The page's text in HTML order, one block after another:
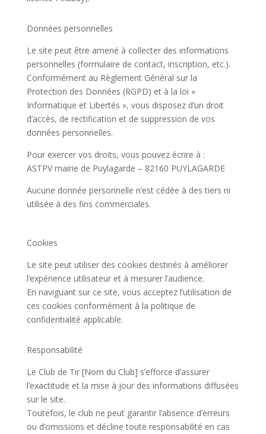
Données personnelles
Le site peut être amené à collecter des informations
personnelles (formulaire de contact, inscription, etc.).
Conformément au Règlement Général sur la
Protection des Données (RGPD) et à la loi «
Informatique et Libertés », vous disposez d’un droit
d’accès, de rectification et de suppression de vos
données personnelles.
Pour exercer vos droits, vous pouvez écrire à :
ASTPV mairie de Puylagarde – 82160 PUYLAGARDE
Aucune donnée personnelle n’est cédée à des tiers ni
utilisée à des fins commerciales.
Cookies
Le site peut utiliser des cookies destinés à améliorer
l’expérience utilisateur et à mesurer l’audience.
En naviguant sur ce site, vous acceptez l’utilisation de
ces cookies conformément à la politique de
confidentialité applicable.
Responsabilité
Le Club de Tir [Nom du Club] s’efforce d’assurer
l’exactitude et la mise à jour des informations diffusées
sur le site.
Toutefois, le club ne peut garantir l’absence d’erreurs
ou d’omissions et décline toute responsabilité en cas